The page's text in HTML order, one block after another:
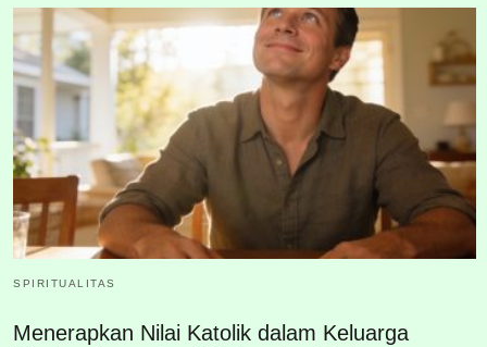
SPIRITUALITAS
Menerapkan Nilai Katolik dalam Keluarga